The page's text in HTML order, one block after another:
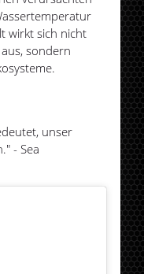
wirkt sich nicht
sondern
unser
- Sea